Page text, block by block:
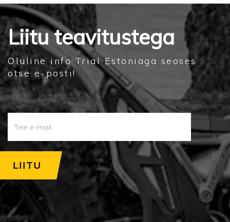
Liitu teavitustega
Oluline info Trial Estoniaga seoses
otse e-posti!